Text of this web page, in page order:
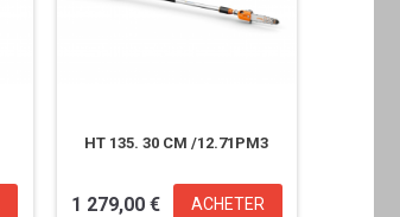
HT 135. 30 CM /12.71PM3
1 279,00 € ACHETER